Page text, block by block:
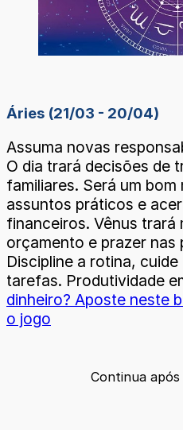
Áries (21/03 - 20/04)
Assuma novas
O dia trará decisões de
familiares. Será um
assuntos práticos e
financeiros. Vênus trará
orçamento e prazer nas
Discipline a rotina,
tarefas. Produtividade
dinheiro? Aposte neste
o jogo
Continua após